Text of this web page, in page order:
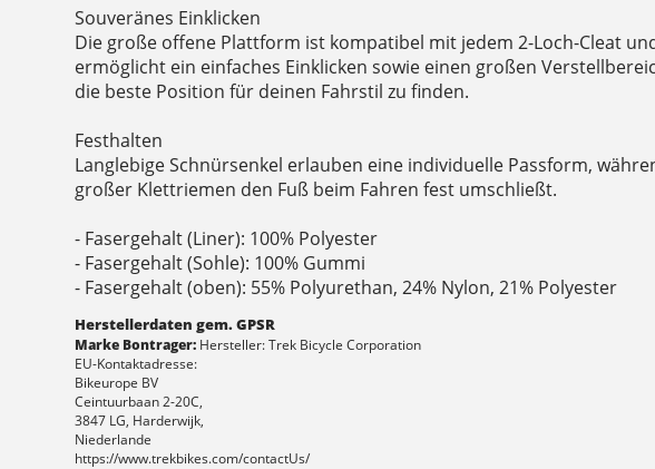
Souveränes Einklicken
Die große offene Plattform ist kompatibel mit jedem 2-Loch-Cleat
ermöglicht ein einfaches Einklicken sowie einen großen
die beste Position für deinen Fahrstil zu finden.
Festhalten
Langlebige Schnürsenkel erlauben eine individuelle Passform,
großer Klettriemen den Fuß beim Fahren fest umschließt.
- Fasergehalt (Liner): 100% Polyester
- Fasergehalt (Sohle): 100% Gummi
- Fasergehalt (oben): 55% Polyurethan, 24% Nylon, 21% Polyester
Herstellerdaten gem. GPSR
Marke Bontrager: Hersteller: Trek Bicycle Corporation
EU-Kontaktadresse:
Bikeurope BV
Ceintuurbaan 2-20C,
3847 LG, Harderwijk,
Niederlande
https://www.trekbikes.com/contactUs/